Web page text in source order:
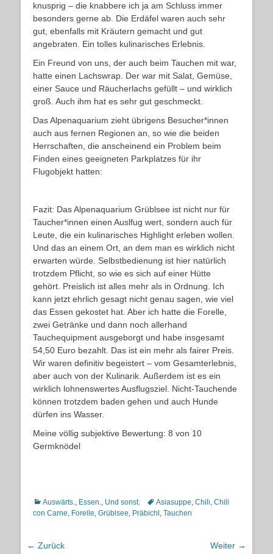
knusprig – die knabbere ich ja am Schluss immer
besonders gerne ab. Die Erdäfel waren auch sehr
gut, ebenfalls mit Kräutern gemacht und gut
angebraten. Ein tolles kulinarisches Erlebnis.
Ein Freund von uns, der auch beim Tauchen mit war,
hatte einen Lachswrap. Der war mit Salat, Gemüse,
einer Sauce und Räucherlachs gefüllt – und wirklich
groß. Auch ihm hat es sehr gut geschmeckt.
Das Alpenaquarium zieht übrigens Besucher*innen
auch aus fernen Regionen an, so wie die beiden
Herrschaften, die anscheinend ein Problem beim
Finden eines geeigneten Parkplatzes für ihr
Flugobjekt hatten:
Fazit: Das Alpenaquarium Grüblsee ist nicht nur für
Taucher*innen einen Auslfug wert, sondern auch für
Leute, die ein kulinarisches Highlight erleben wollen.
Und das an einem Ort, an dem man es wirklich nicht
erwarten würde. Selbstbedienung ist hier natürlich
trotzdem Pflicht, so wie es sich auf einer Hütte
gehört. Preislich ist alles mehr als in Ordnung. Ich
kann jetzt ehrlich gesagt nicht genau sagen, wie viel
das Essen gekostet hat. Aber ich hatte die Forelle,
zwei Getränke und dann noch allerhand
Tauchequipment ausgeborgt und habe insgesamt
54,50 Euro bezahlt. Das ist ein mehr als fairer Preis.
Wir waren definitiv begeistert – vom Gesamterlebnis,
aber auch von der Kulinarik. Außerdem ist es ein
wirklich lohnenswertes Ausflugsziel. Nicht-Tauchende
können trotzdem baden gehen und auch Hunde
dürfen ins Wasser.
Meine völlig subjektive Bewertung: 8 von 10
Germknödel
Kategorien
Auswärts., Essen., Und sonst. Schlagworte
Asiasuppe, Chili, Chili
con Carne, Forelle, Grüblsee, Präbichl , Tauchen
Beitragsnavigation
← Zurück
Weiter →